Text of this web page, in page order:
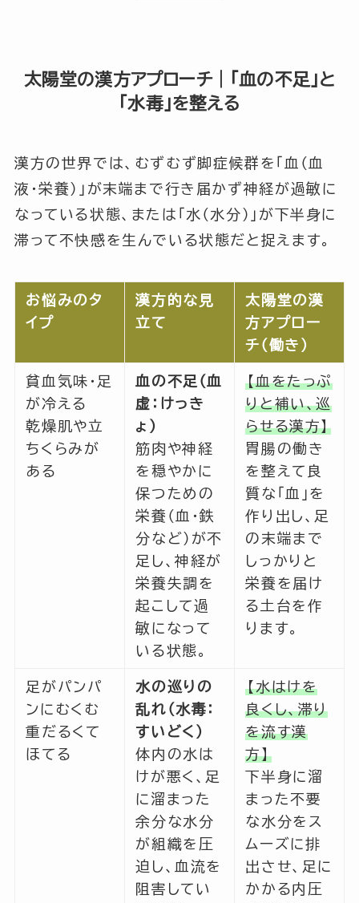
太陽堂の漢方アプローチ｜「血の不足」と
「水毒」を整える
漢方の世界では、むずむず脚症候群を「血（血
液・栄養）」が末端まで行き届かず神経が過敏に
なっている状態、または「水（水分）」が下半身に
滞って不快感を生んでいる状態だと捉えます。
お悩みのタ
イプ
漢方的な見
立て
太陽堂の漢
方アプロー
チ（働き）
貧血気味・足
が冷える
乾燥肌や立
ちくらみが
ある
血の不足（血
虚：けっき
ょ）
筋肉や神経
を穏やかに
保つための
栄養（血・鉄
分など）が不
足し、神経が
栄養失調を
起こして過
敏になって
いる状態。
【血をたっぷ
りと補い、巡
らせる漢方】
胃腸の働き
を整えて良
質な「血」を
作り出し、足
の末端まで
しっかりと
栄養を届け
る土台を作
ります。
足がパンパ
ンにむくむ
重だるくて
ほてる
水の巡りの
乱れ（水毒：
すいどく）
体内の水は
けが悪く、足
に溜まった
余分な水分
が組織を圧
迫し、血流を
阻害してい
【水はけを
良くし、滞り
を流す漢
方】
下半身に溜
まった不要
な水分をス
ムーズに排
出させ、足に
かかる内圧